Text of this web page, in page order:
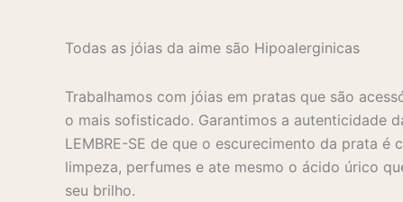
Todas as jóias da aime são Hipoalerginicas
Trabalhamos com jóias em pratas que são
o mais sofisticado. Garantimos a autenticidade
LEMBRE-SE de que o escurecimento da prata
limpeza, perfumes e ate mesmo o ácido úrico
seu brilho.